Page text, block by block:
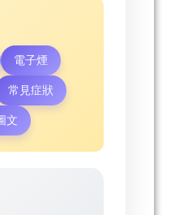
電子煙
常見症狀
文